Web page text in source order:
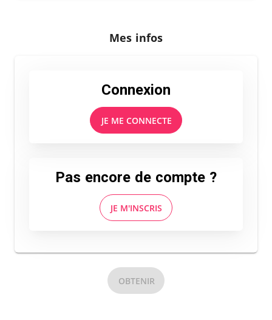
Mes infos
Connexion
JE ME CONNECTE
Pas encore de compte ?
JE M'INSCRIS
OBTENIR